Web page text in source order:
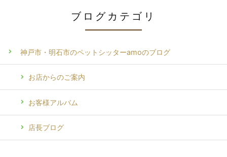
ブログカテゴリ
神戸市・明石市のペットシッターamoのブログ
お店からのご案内
お客様アルバム
店長ブログ